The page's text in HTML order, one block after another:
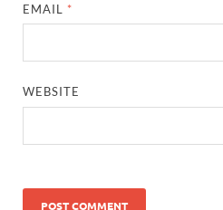
EMAIL *
WEBSITE